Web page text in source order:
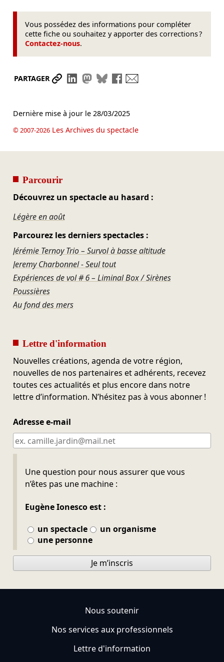
Vous possédez des informations pour compléter
cette fiche ou souhaitez y apporter des corrections ?
Contactez-nous.
PARTAGER Partager le lien
Partager sur LinkedIn
Partager sur Mastodon
Partager sur Bluesky
Partager sur Facebook
Dernière mise à jour le 28/03/2025
© 2007-2026Les Archives du spectacle
Parcourir
Découvrez un spectacle au hasard :
Légère en août
Parcourez les derniers spectacles :
Jérémie Ternoy Trio – Survol à basse altitude
Jeremy Charbonnel - Seul tout
Expériences de vol # 6 – Liminal Box / Sirènes
Poussières
Au fond des mers
Lettre d'information
Nouvelles créations, agenda de votre région,
nouvelles de nos partenaires et adhérents, recevez
toutes ces actualités et plus encore dans notre
lettre d’information. N’hésitez pas à vous abonner !
Adresse e-mail
Une question pour nous assurer que vous
n’êtes pas une machine :
Eugène Ionesco est :
un spectacle
un organisme
une personne
Ne pas remplir
Je m’inscris
Nous soutenir
Nos services aux professionnels
Lettre d'information